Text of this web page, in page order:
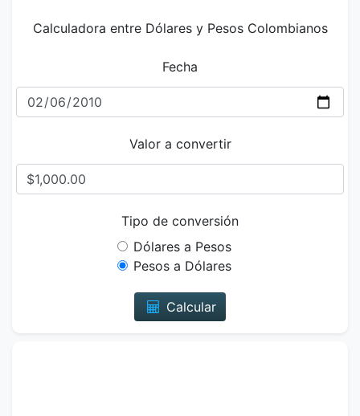
Calculadora entre Dólares y Pesos Colombianos
Fecha
Valor a convertir
Tipo de conversión
Dólares a Pesos
Pesos a Dólares
Calcular